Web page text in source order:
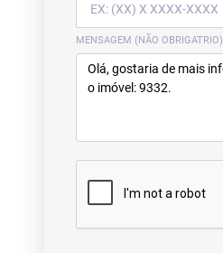
MENSAGEM (NÃO OBRIGATRIO)